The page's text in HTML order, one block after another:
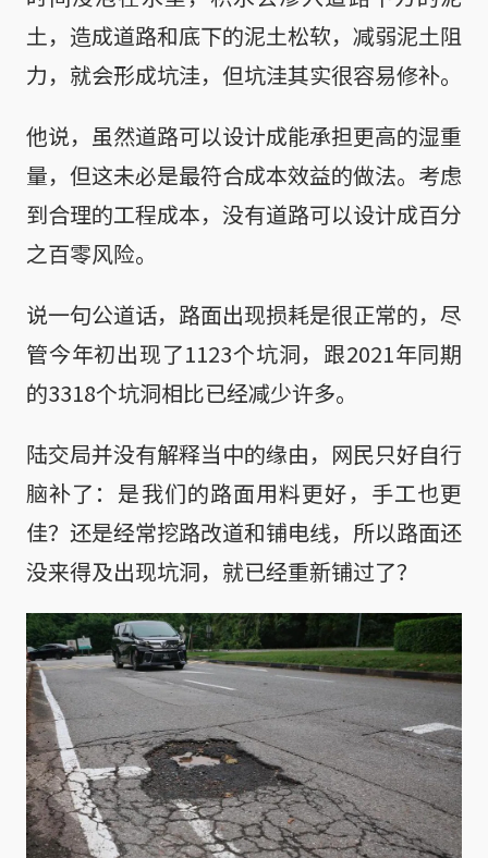
土，造成道路和底下的泥土松软，减弱泥土阻
力，就会形成坑洼，但坑洼其实很容易修补。
他说，虽然道路可以设计成能承担更高的湿重
量，但这未必是最符合成本效益的做法。考虑
到合理的工程成本，没有道路可以设计成百分
之百零风险。
说一句公道话，路面出现损耗是很正常的，尽
管今年初出现了1123个坑洞，跟2021年同期
的3318个坑洞相比已经减少许多。
陆交局并没有解释当中的缘由，网民只好自行
脑补了：是我们的路面用料更好，手工也更
佳？还是经常挖路改道和铺电线，所以路面还
没来得及出现坑洞，就已经重新铺过了？